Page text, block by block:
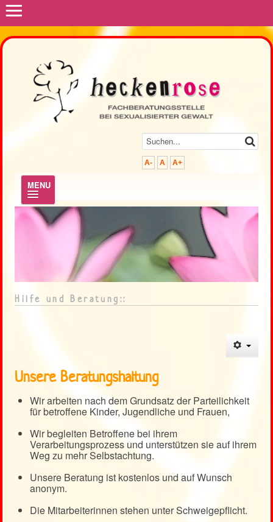
A- A A+
MENU
Hilfe & Beratung
Prävention & Fortbildung
Heckenrose
Kontakt
Hilfe und Beratung::
Unsere Beratungshaltung
Wir arbeiten nach dem Grundsatz der Parteilichkeit
für betroffene Kinder, Jugendliche und Frauen,
Wir begleiten Betroffene bei ihrem
Verarbeitungsprozess und unterstützen sie auf ihrem
Weg zu mehr Selbstachtung.
Unsere Beratung ist kostenlos und auf Wunsch
anonym.
Die Mitarbeiterinnen stehen unter Schweigepflicht.
≡